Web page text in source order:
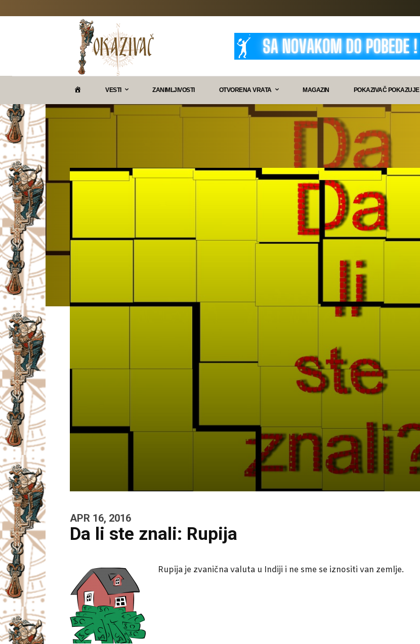
O
A
VESTI ZANIMLJIVOSTI OTVORENA VRATA MAGAZIN POKAZIVAČ POKAZUJE
APR 16, 2016
Da li ste znali: Rupija
Rupija je zvanična valuta u Indiji i ne sme se iznositi van zemlje.